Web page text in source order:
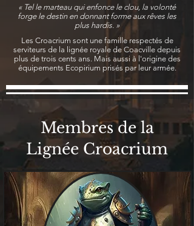
« Tel le marteau qui enfonce le clou, la volonté
forge le destin en donnant forme aux rêves les
plus hardis. »
Les Croacrium sont une famille respectés de
serviteurs de la lignée royale de Coacville depuis
plus de trois cents ans. Mais aussi à l'origine des
équipements Ecopirium prisés par leur armée.
Membres de la
Lignée Croacrium